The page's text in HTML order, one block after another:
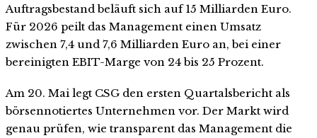
Auftragsbestand beläuft sich auf 15 Milliarden Euro.
Für 2026 peilt das Management einen Umsatz
zwischen 7,4 und 7,6 Milliarden Euro an, bei einer
bereinigten EBIT-Marge von 24 bis 25 Prozent.
Am 20. Mai legt CSG den ersten Quartalsbericht als
börsennotiertes Unternehmen vor. Der Markt wird
genau prüfen, wie transparent das Management die